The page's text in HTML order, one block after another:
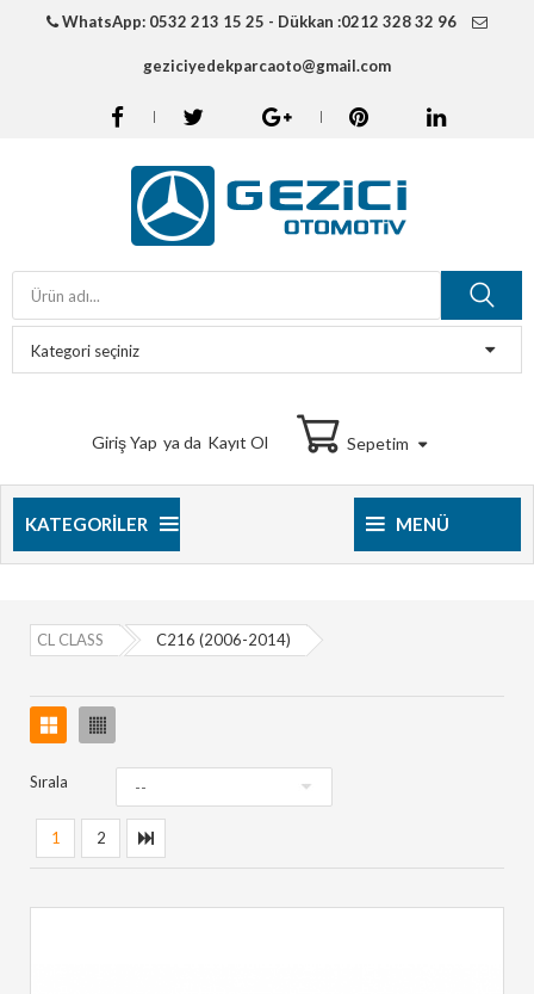
WhatsApp: 0532 213 15 25 - Dükkan :0212 328 32 96
geziciyedekparcaoto@gmail.com
Giriş Yap ya da Kayıt Ol Sepetim
KATEGORILER MENÜ
CL CLASS C216 (2006-2014)
Sırala
1 2